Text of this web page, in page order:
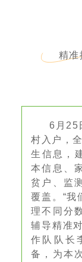
精准
6月25
村入户，
生信息，
本信息、
贫户、监
覆盖。“我
理不同分
辅导精准
作队队长
备，为本